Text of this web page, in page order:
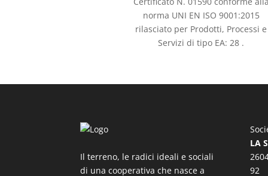
norma UNI EN ISO 9001:2015
rilasciato per Prodotti, Processi e
Servizi di tipo EA: 28 .
Il terreno, le radici ideali e sociali
di una cooperativa che nasce a
LA
92